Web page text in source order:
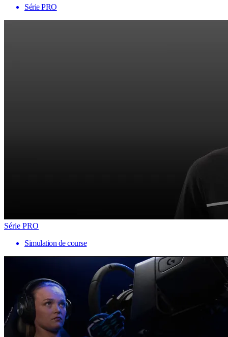
Série PRO
Série PRO
Simulation de course